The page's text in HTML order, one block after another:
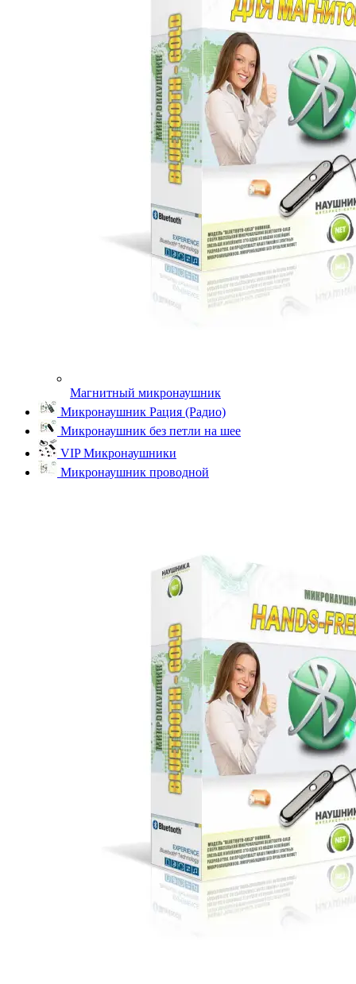
Магнитный микронаушник
Микронаушник Рация (Радио)
Микронаушник без петли на шее
VIP Микронаушники
Микронаушник проводной